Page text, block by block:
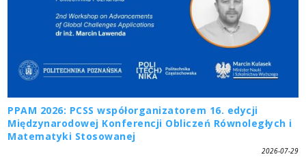
PPAM 2026: PCSS współorganizatorem 16. edycji
Międzynarodowej Konferencji Obliczeń Równoległych i
Matematyki Stosowanej
2026-07-29